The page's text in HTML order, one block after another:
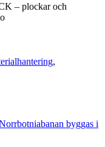
– plockar och
,
byggas i